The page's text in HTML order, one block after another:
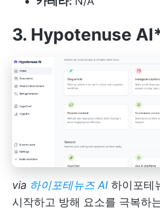
3. Hypotenuse
via 하이포테뉴즈 AI 하이포테
시작하고 방해 요소를 극복하